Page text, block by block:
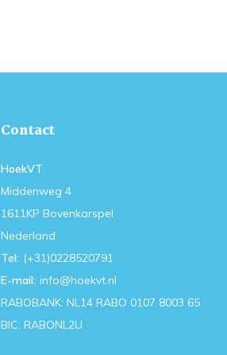
Contact
HoekVT
Middenweg 4
1611KP Bovenkarspel
Nederland
Tel: (+31)0228520791
E-mail: info@hoekvt.nl
RABOBANK: NL14 RABO 0107 8003 65
BIC: RABONL2U